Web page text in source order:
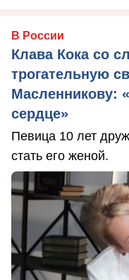
В России
Клава Кока со
трогательную
Масленникову:
сердце»
Певица 10 лет
стать его женой.